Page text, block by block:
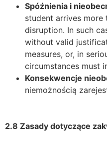
Spóźnienia i
student arrives
disruption. In such
without valid
measures, or, in
circumstances must
Konsekwencje
niemożnością
2.8 Zasady dotyczące